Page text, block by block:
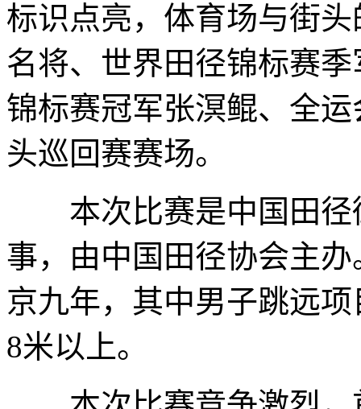
标识点亮，体育场与街
名将、世界田径锦标赛
锦标赛冠军张溟鲲、全
头巡回赛赛场。
本次比赛是中国田径
事，由中国田径协会主
京九年，其中男子跳远
8米以上。